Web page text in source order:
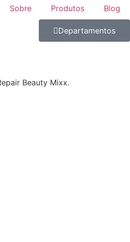
Sobre Produtos Blog
Departamentos
Beauty Mixx.